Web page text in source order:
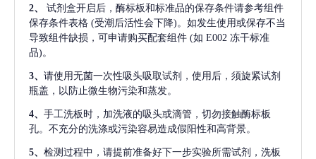
2、
试剂盒开启后，酶标板和标准品的保存条件请参考组件
保存条件表格 (受潮后活性会下降)。如发生使用或保存不当
导致组件缺损，可申请购买配套组件 (如 E002 冻干标准
品)。
3、 请使用无菌一次性吸头吸取试剂，使用后，须旋紧试剂
瓶盖，以防止微生物污染和蒸发。
4、 手工洗板时，加洗液的吸头或滴管，切勿接触酶标板
孔。不充分的洗涤或污染容易造成假阳性和高背景。
5、 检测过程中，请提前准备好下一步实验所需试剂，洗板